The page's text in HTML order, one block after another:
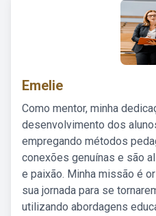
Emelie
Como mentor, minha
desenvolvimento dos
empregando métodos
conexões genuínas e são
e paixão. Minha missão é
sua jornada para se
utilizando abordagens